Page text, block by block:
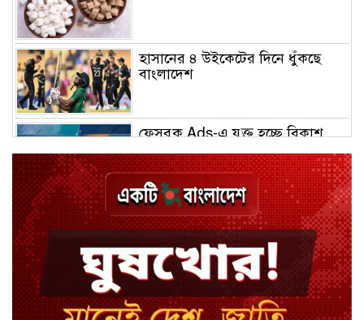
হাসানের ৪ উইকেটের দিনে ধুঁকছে
বাংলাদেশ
ফেসবুক Ads-এ যুক্ত হচ্ছে বিকাশ
বিয়ে ভাঙার গুঞ্জনে মুখ খুললেন রণজয়
কেন লিভারপুল ছেড়ে তুরস্কের ক্লাবে
সালাহ